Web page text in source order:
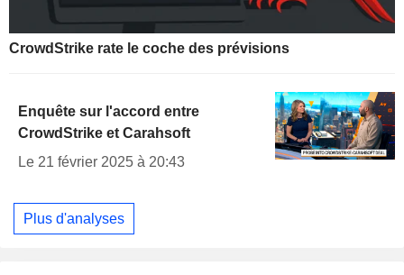
CrowdStrike rate le coche des prévisions
Enquête sur l'accord entre
CrowdStrike et Carahsoft
Le 21 février 2025 à 20:43
Plus d'analyses